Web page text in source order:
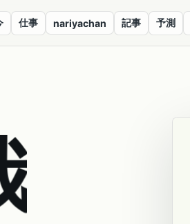
仕事 nariyachan 記事 予測